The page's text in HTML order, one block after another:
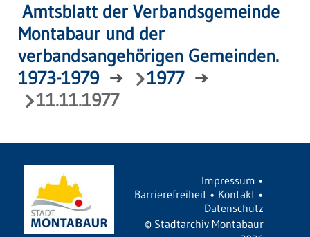
Amtsblatt der Verbandsgemeinde
Montabaur und der
verbandsangehörigen Gemeinden.
1973-1979 → 1977 →
11.11.1977
Impressum •
Barrierefreiheit • Kontakt •
Datenschutz
© Stadtarchiv Montabaur